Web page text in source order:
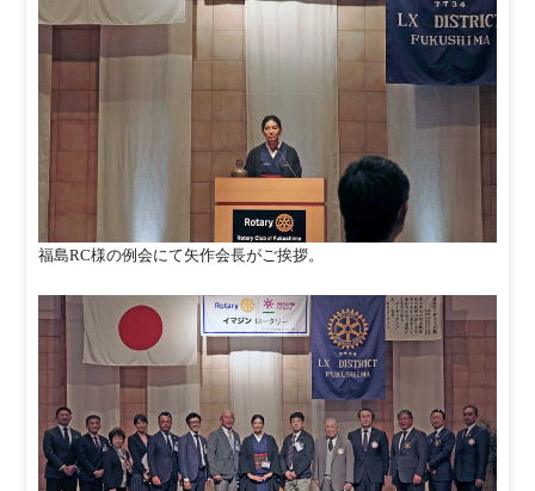
福島RC様の例会にて矢作会長がご挨拶。